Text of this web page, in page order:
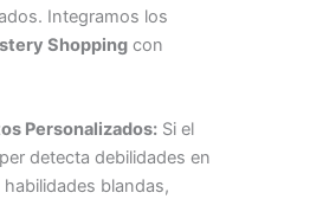
Integramos los
Shopping con
Personalizados: Si el
detecta debilidades en
blandas,